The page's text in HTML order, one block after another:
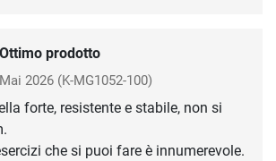
Ottimo prodotto
Mai 2026 (K-MG1052-100)
forte, resistente e stabile, non si
che si puoi fare è innumerevole.